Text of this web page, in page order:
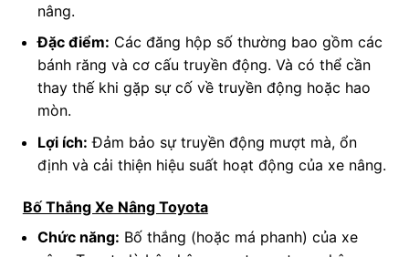
nâng.
Đặc điểm: Các đăng hộp số thường bao gồm các
bánh răng và cơ cấu truyền động. Và có thể cần
thay thế khi gặp sự cố về truyền động hoặc hao
mòn.
Lợi ích: Đảm bảo sự truyền động mượt mà, ổn
định và cải thiện hiệu suất hoạt động của xe nâng.
Bố Thắng Xe Nâng Toyota
Chức năng: Bố thắng (hoặc má phanh) của xe